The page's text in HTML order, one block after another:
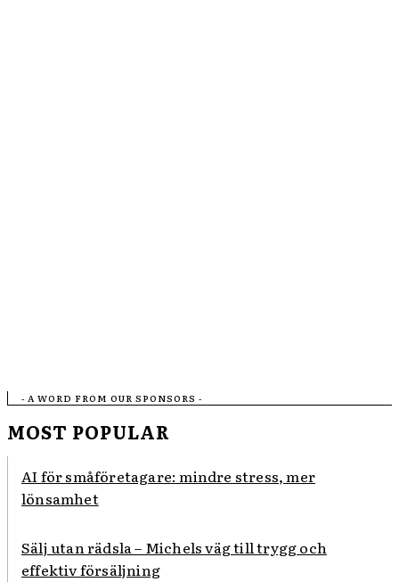
- A WORD FROM OUR SPONSORS -
MOST POPULAR
AI för småföretagare: mindre stress, mer
lönsamhet
Sälj utan rädsla – Michels väg till trygg och
effektiv försäljning